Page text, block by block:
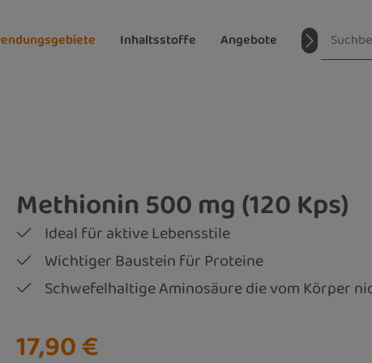
Inhaltsstoffe Angebote Magazin
Methionin 500 mg (120 Kps)
Ideal für aktive Lebensstile
Wichtiger Baustein für Proteine
Schwefelhaltige Aminosäure die vom Körper
Regulärer Preis:
17,90 €